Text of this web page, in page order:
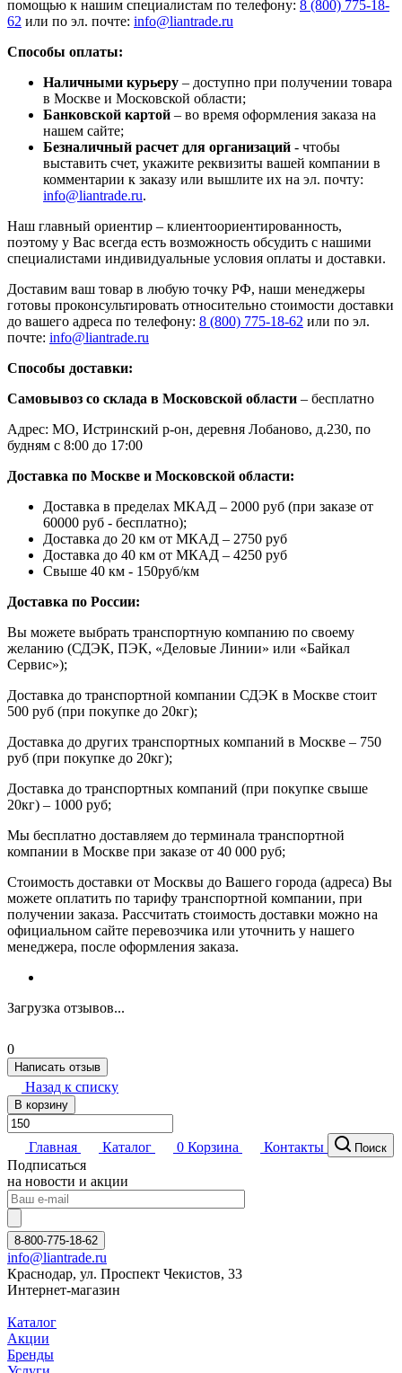
помощью к нашим специалистам по телефону: 8 (800) 775-18-
62 или по эл. почте: info@liantrade.ru
Способы оплаты:
Наличными курьеру – доступно при получении товара
в Москве и Московской области;
Банковской картой – во время оформления заказа на
нашем сайте;
Безналичный расчет для организаций - чтобы
выставить счет, укажите реквизиты вашей компании в
комментарии к заказу или вышлите их на эл. почту:
info@liantrade.ru.
Наш главный ориентир – клиентоориентированность,
поэтому у Вас всегда есть возможность обсудить с нашими
специалистами индивидуальные условия оплаты и доставки.
Доставим ваш товар в любую точку РФ, наши менеджеры
готовы проконсультировать относительно стоимости доставки
до вашего адреса по телефону: 8 (800) 775-18-62 или по эл.
почте: info@liantrade.ru
Способы доставки:
Самовывоз со склада в Московской области – бесплатно
Адрес: МО, Истринский р-он, деревня Лобаново, д.230, по
будням с 8:00 до 17:00
Доставка по Москве и Московской области:
Доставка в пределах МКАД – 2000 руб (при заказе от
60000 руб - бесплатно);
Доставка до 20 км от МКАД – 2750 руб
Доставка до 40 км от МКАД – 4250 руб
Свыше 40 км - 150руб/км
Доставка по России:
Вы можете выбрать транспортную компанию по своему
желанию (СДЭК, ПЭК, «Деловые Линии» или «Байкал
Сервис»);
Доставка до транспортной компании СДЭК в Москве стоит
500 руб (при покупке до 20кг);
Доставка до других транспортных компаний в Москве – 750
руб (при покупке до 20кг);
Доставка до транспортных компаний (при покупке свыше
20кг) – 1000 руб;
Мы бесплатно доставляем до терминала транспортной
компании в Москве при заказе от 40 000 руб;
Стоимость доставки от Москвы до Вашего города (адреса) Вы
можете оплатить по тарифу транспортной компании, при
получении заказа. Рассчитать стоимость доставки можно на
официальном сайте перевозчика или уточнить у нашего
менеджера, после оформления заказа.
Загрузка отзывов...
0
Написать отзыв
Назад к списку
В корзину
Главная Каталог 0 Корзина Контакты Поиск
Подписаться
на новости и акции
8-800-775-18-62
info@liantrade.ru
Краснодар, ул. Проспект Чекистов, 33
Интернет-магазин
Каталог
Акции
Бренды